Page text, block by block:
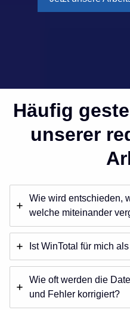
Häufig
unserer
Wie wird entschieden,
welche miteinander
Ist WinTotal für mich
Wie oft werden die
und Fehler korrigiert?